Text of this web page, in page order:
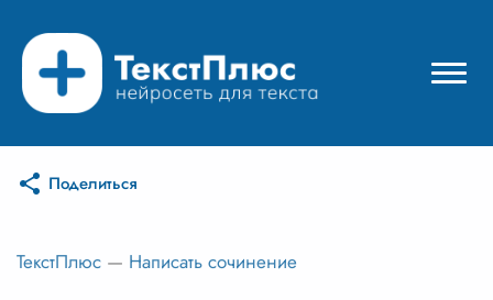
Режимы нейросети
Цены
Поделиться
ТекстПлюс — Написать сочинение